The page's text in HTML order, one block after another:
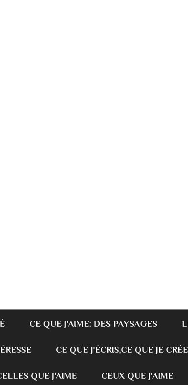
CE QUE J'AIME: DES PAYSAGES
CE QUE J'ÉCRIS,CE QUE JE CRÉE
QUE J'AIME CEUX QUE J'AIME